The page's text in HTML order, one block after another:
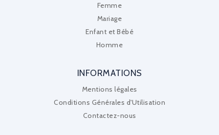
Femme
Mariage
Enfant et Bébé
Homme
INFORMATIONS
Mentions légales
Conditions Générales d'Utilisation
Contactez-nous